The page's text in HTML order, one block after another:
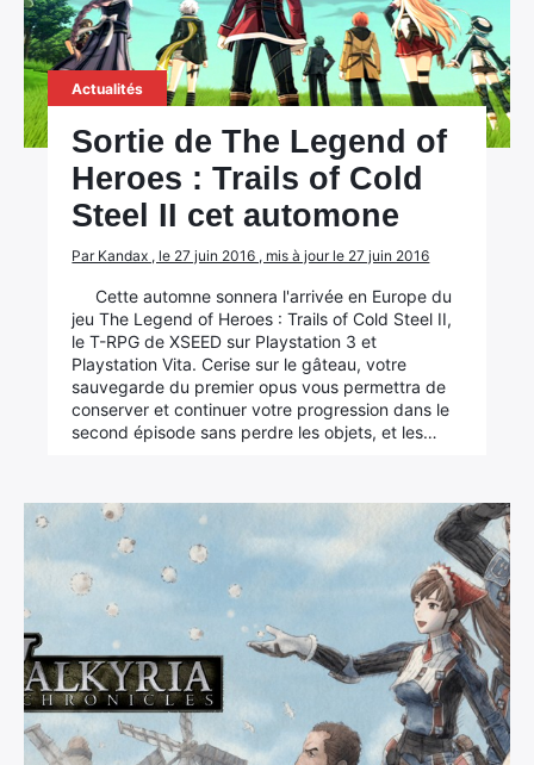
Actualités
Sortie de The Legend of
Heroes : Trails of Cold
Steel II cet automone
Par Kandax , le 27 juin 2016 , mis à jour le 27 juin 2016
Cette automne sonnera l'arrivée en Europe du
jeu The Legend of Heroes : Trails of Cold Steel II,
le T-RPG de XSEED sur Playstation 3 et
Playstation Vita. Cerise sur le gâteau, votre
sauvegarde du premier opus vous permettra de
conserver et continuer votre progression dans le
second épisode sans perdre les objets, et les…
×